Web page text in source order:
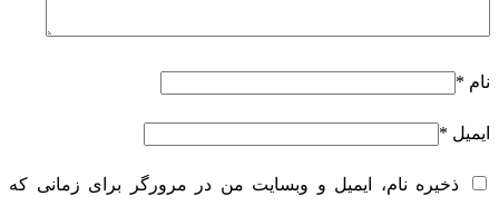
نام *
ایمیل *
ذخیره نام، ایمیل و وبسایت من در مرورگر برای زمانی که